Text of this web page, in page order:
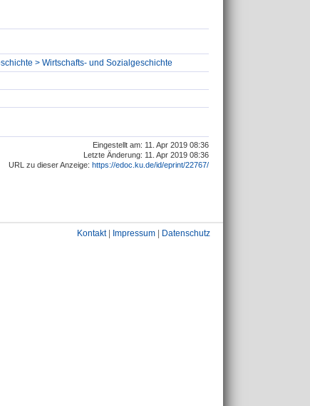
> Wirtschafts- und Sozialgeschichte
Eingestellt am: 11. Apr 2019 08:36
Letzte Änderung: 11. Apr 2019 08:36
URL zu dieser Anzeige: https://edoc.ku.de/id/eprint/22767/
Kontakt| Impressum Datenschutz